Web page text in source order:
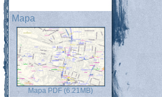
Mapa
Mapa PDF (6.21MB)